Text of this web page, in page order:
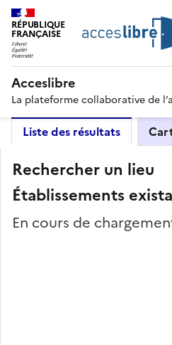
RÉPUBLIQUE
FRANÇAISE
Acceslibre
La plateforme collaborative de
Liste des résultats
Rechercher un lieu
Établissements
En cours de